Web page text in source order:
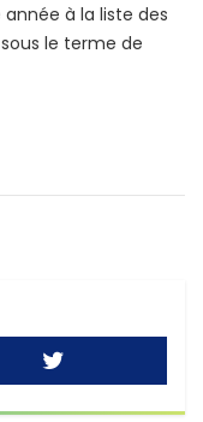
à la liste des
le terme de